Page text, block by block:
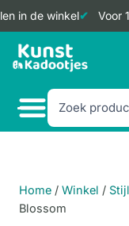
in de winkel Voor
Doorgaan
naar
Home / Winkel / Stijl
Blossom